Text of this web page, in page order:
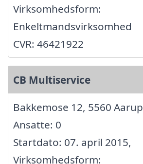
Virksomhedsform:
Enkeltmandsvirksomhed
CVR: 46421922
CB Multiservice
Bakkemose 12, 5560 Aarup
Ansatte: 0
Startdato: 07. april 2015,
Virksomhedsform: